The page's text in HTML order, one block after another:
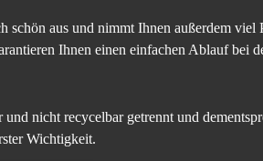
aus und nimmt Ihnen außerdem
Ihnen einen einfachen Ablauf bei
nicht recycelbar getrennt und
Wichtigkeit.